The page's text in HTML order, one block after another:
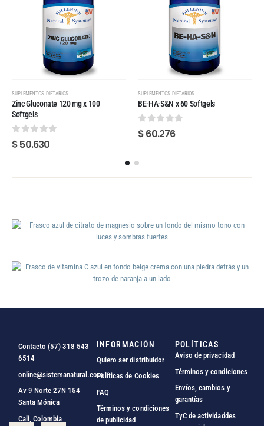
SUPLEMENTOS DIETARIOS
Zinc Gluconate 120 mg x 100
Softgels
0 out of 5
$50.630
SUPLEMENTOS DIETARIOS
BE-HA-S&N x 60 Softgels
0 out of 5
$60.276
Contacto (57) 318 543
6514
online@sistemanatural.com
Av 9 Norte 27N 154
Santa Mónica
Cali, Colombia
INFORMACIÓN
Quiero ser distribuidor
Políticas de Cookies
FAQ
Términos y condiciones
de publicidad
POLÍTICAS
Aviso de privacidad
Términos y condiciones
Envíos, cambios y
garantías
TyC de actividaddes